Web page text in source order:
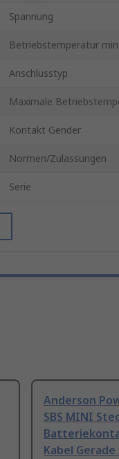
Spannung
Betriebstemperatur min.
Anschlusstyp
Maximale
Kontakt Gender
Normen/Zulassungen
Serie
Anderson
SBS MINI
Kabel Gerade